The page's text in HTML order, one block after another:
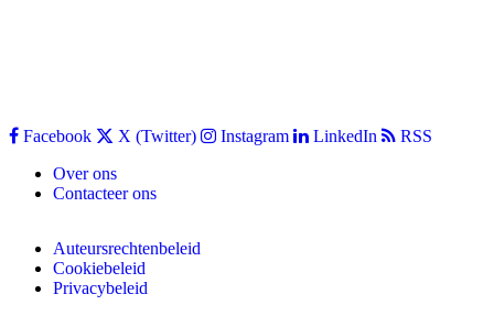
Facebook X (Twitter) Instagram LinkedIn
RSS
Over ons
Contacteer ons
Auteursrechtenbeleid
Cookiebeleid
Privacybeleid